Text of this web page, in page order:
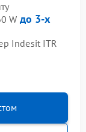
W до 3-х
Indesit ITR